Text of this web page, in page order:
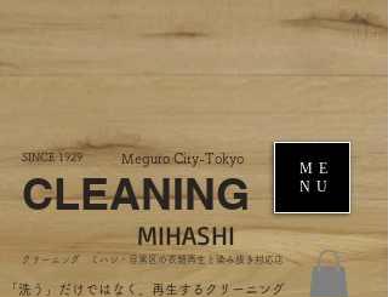
SINCE 1929
CLEANING
Meguro City-Tokyo
MIHASHI
​クリーニング ミハシ・目黒区の衣類再生と染み抜き対応店
ME
NU
​「洗う」だけではなく、再生するクリーニング